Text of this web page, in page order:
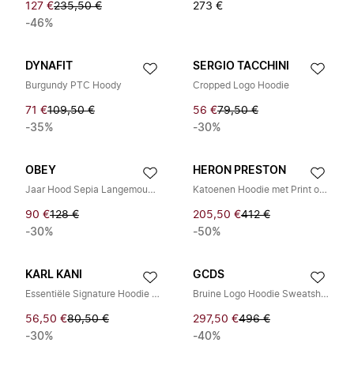
127 €235,50 €
-46%
273 €
DYNAFIT
Burgundy PTC Hoody
71 €109,50 €
-35%
SERGIO TACCHINI
Cropped Logo Hoodie
56 €79,50 €
-30%
OBEY
Jaar Hood Sepia Langemouw Hoodie
90 €128 €
-30%
HERON PRESTON
Katoenen Hoodie met Print op de Rug
205,50 €412 €
-50%
KARL KANI
Essentiële Signature Hoodie met Voorzak
56,50 €80,50 €
-30%
GCDS
Bruine Logo Hoodie Sweatshirt Casual Stijl
297,50 €496 €
-40%